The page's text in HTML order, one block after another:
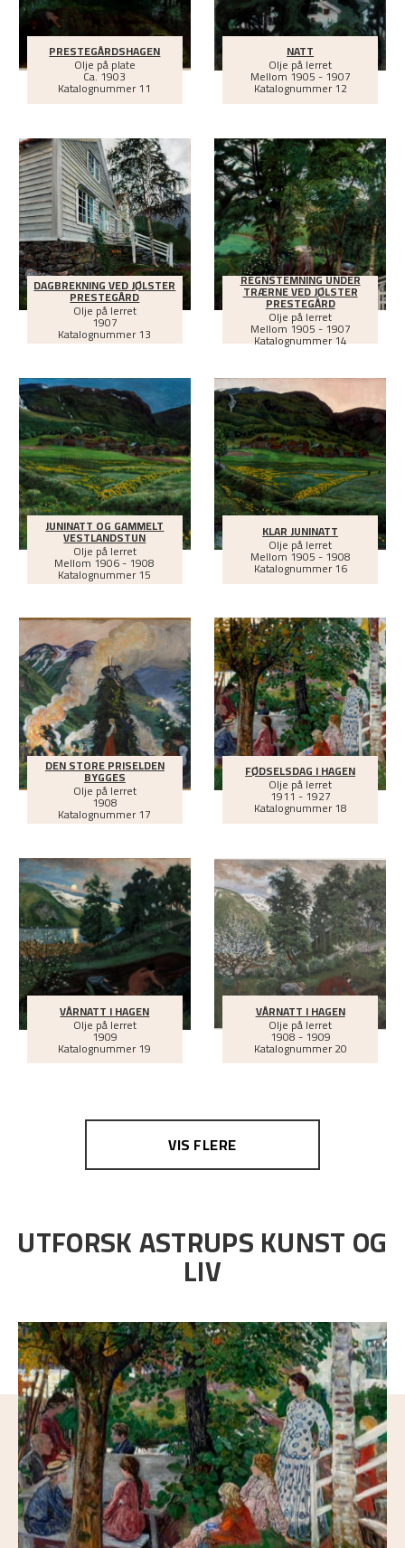
PRESTEGÅRDSHAGEN
Olje på plate
Ca.1903
Katalognummer 11
NATT
Olje på lerret
Mellom 1905 - 1907
Katalognummer 12
DAGBREKNING VED JØLSTER
PRESTEGÅRD
Olje på lerret
1907
Katalognummer 13
REGNSTEMNING UNDER
TRÆRNE VED JØLSTER
PRESTEGÅRD
Olje på lerret
Mellom 1905 - 1907
Katalognummer 14
JUNINATT OG GAMMELT
VESTLANDSTUN
Olje på lerret
Mellom1906 - 1908
Katalognummer 15
KLAR JUNINATT
Olje på lerret
Mellom 1905 - 1908
Katalognummer 16
DEN STORE PRISELDEN
BYGGES
Olje på lerret
1908
Katalognummer 17
FØDSELSDAG I HAGEN
Olje på lerret
1911 - 1927
Katalognummer 18
VÅRNATT I HAGEN
Olje på lerret
1909
Katalognummer 19
VÅRNATT I HAGEN
Olje på lerret
1908 - 1909
Katalognummer 20
VIS FLERE
UTFORSK ASTRUPS KUNST OG
LIV